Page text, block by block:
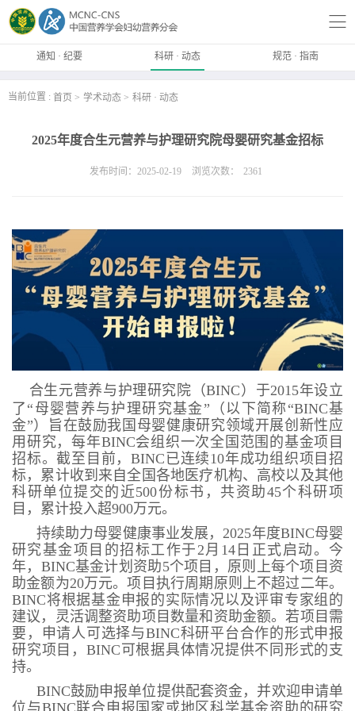
通知 · 纪要 科研 · 动态 规范 · 指南
当前位置 : 首页 学术动态 科研 · 动态
2025年度合生元营养与护理研究院母婴研究基金招标
发布时间：2025-02-19 浏览次数： 2361
合生元营养与护理研究院（BINC）于2015年设立
了“母婴营养与护理研究基金”（以下简称“BINC基
金”）旨在鼓励我国母婴健康研究领域开展创新性应
用研究，每年BINC会组织一次全国范围的基金项目
招标。截至目前，BINC已连续10年成功组织项目招
标，累计收到来自全国各地医疗机构、高校以及其他
科研单位提交的近500份标书，共资助45个科研项
目，累计投入超900万元。
持续助力母婴健康事业发展，2025年度BINC母婴
研究基金项目的招标工作于2月14日正式启动。今
年，BINC基金计划资助5个项目，原则上每个项目资
助金额为20万元。项目执行周期原则上不超过二年。
BINC将根据基金申报的实际情况以及评审专家组的
建议，灵活调整资助项目数量和资助金额。若项目需
要，申请人可选择与BINC科研平台合作的形式申报
研究项目，BINC可根据具体情况提供不同形式的支
持。
BINC鼓励申报单位提供配套资金，并欢迎申请单
位与BINC联合申报国家或地区科学基金资助的研究